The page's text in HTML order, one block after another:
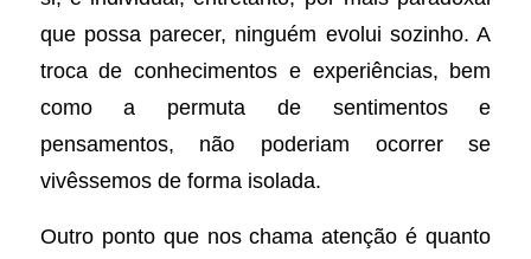
que possa parecer, ninguém evolui sozinho. A
troca de conhecimentos e experiências, bem
como a permuta de sentimentos e
pensamentos, não poderiam ocorrer se
vivêssemos de forma isolada.
Outro ponto que nos chama atenção é quanto